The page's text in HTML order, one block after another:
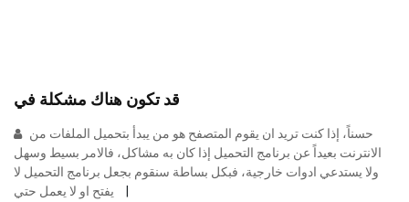
الانترنت بعيداً عن برنامج التحميل إذا كان به مشاكل، فالامر بسيط وسهل
ولا يستدعي ادوات خارجية، فبكل بساطة سنقوم بجعل برنامج التحميل لا